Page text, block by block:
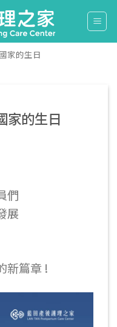
家的生日
家的生日
們
展
新篇章 !